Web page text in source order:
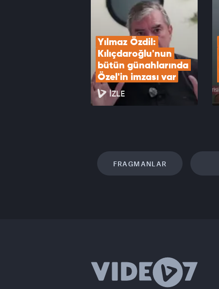
Yılmaz Özdil:
Kılıçdaroğlu'nun
bütün günahlarında
Özel'in imzası var
İZLE
FRAGMANLAR